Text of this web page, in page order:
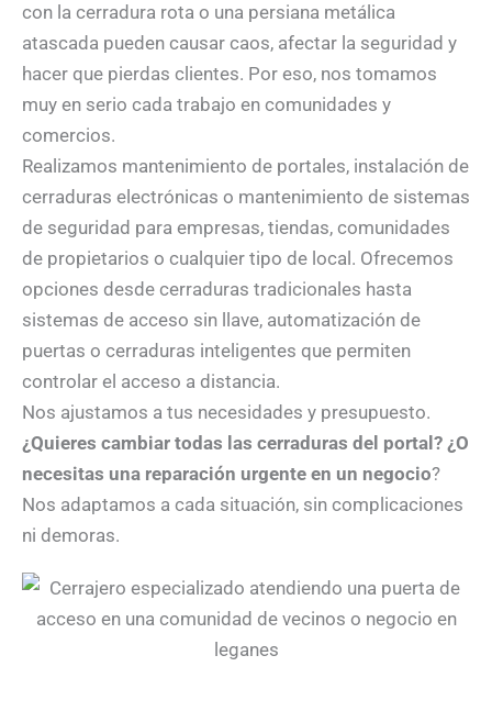
con la cerradura rota o una persiana metálica
atascada pueden causar caos, afectar la seguridad y
hacer que pierdas clientes. Por eso, nos tomamos
muy en serio cada trabajo en comunidades y
comercios.
Realizamos mantenimiento de portales, instalación de
cerraduras electrónicas o mantenimiento de sistemas
de seguridad para empresas, tiendas, comunidades
de propietarios o cualquier tipo de local. Ofrecemos
opciones desde cerraduras tradicionales hasta
sistemas de acceso sin llave, automatización de
puertas o cerraduras inteligentes que permiten
controlar el acceso a distancia.
Nos ajustamos a tus necesidades y presupuesto.
¿Quieres cambiar todas las cerraduras del portal? ¿O
necesitas una reparación urgente en un negocio?
Nos adaptamos a cada situación, sin complicaciones
ni demoras.